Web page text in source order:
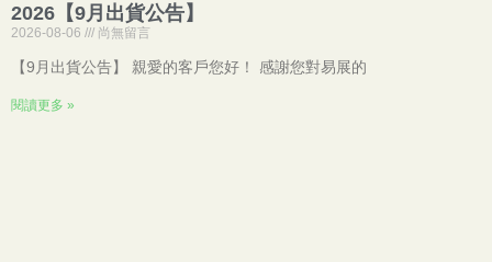
2026【9月出貨公告】
2026-08-06 尚無留言
【9月出貨公告】 親愛的客戶您好！ 感謝您對易展的
閱讀更多 »